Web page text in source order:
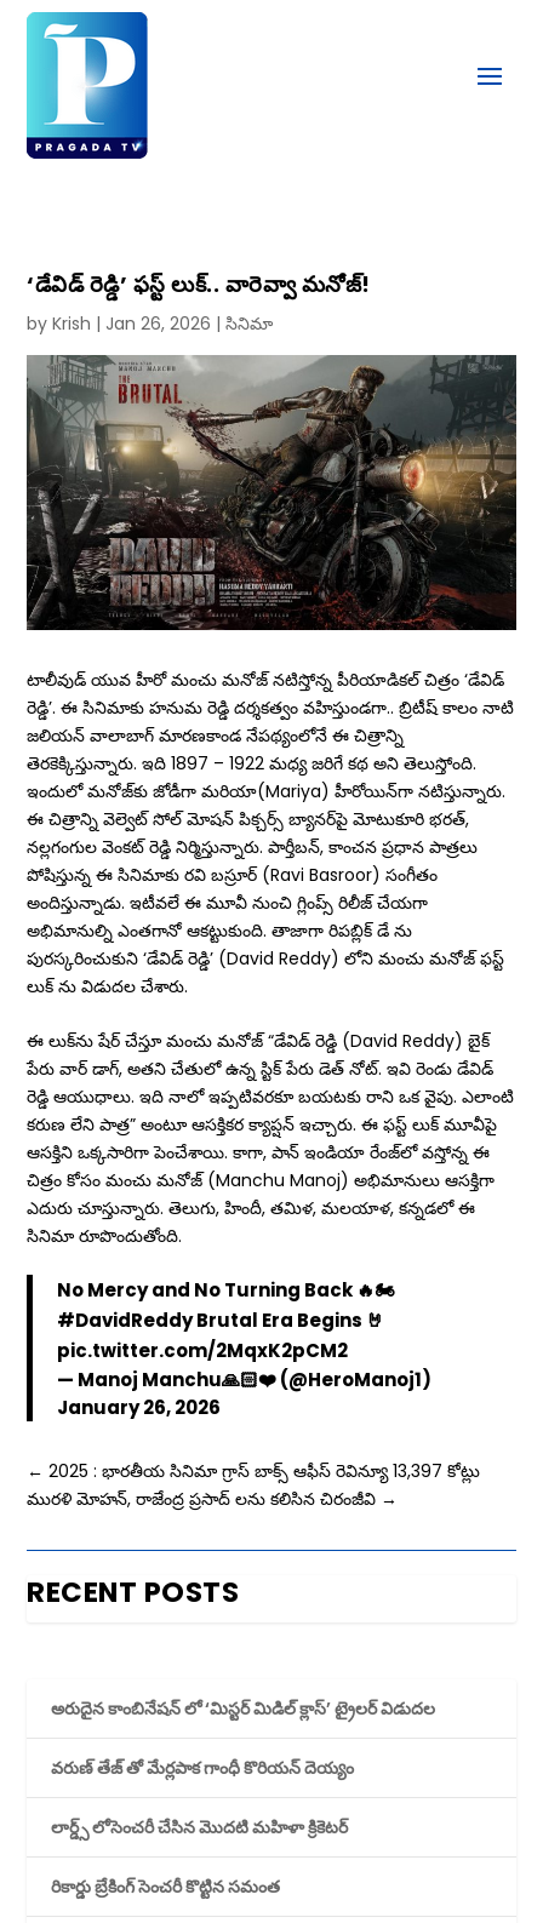
‘డేవిడ్‌ రెడ్డి’ ఫస్ట్ లుక్‌.. వారెవ్వా మనోజ్!
byKrish | Jan 26, 2026 |సినిమా
టాలీవుడ్ యువ హీరో మంచు మనోజ్ నటిస్తోన్న పీరియాడికల్ చిత్రం ‘డేవిడ్
రెడ్డి’. ఈ సినిమాకు హనుమ రెడ్డి దర్శకత్వం వహిస్తుండగా.. బ్రిటీష్ కాలం నాటి
జలియన్ వాలాబాగ్ మారణకాండ నేపథ్యంలోనే ఈ చిత్రాన్ని
తెరకెక్కిస్తున్నారు. ఇది 1897 – 1922 మధ్య జరిగే కథ అని తెలుస్తోంది.
ఇందులో మనోజ్‌కు జోడీగా మరియా(Mariya) హీరోయిన్‌గా నటిస్తున్నారు.
ఈ చిత్రాన్ని వెల్వెట్ సోల్ మోషన్ పిక్చర్స్ బ్యానర్‌పై మోటుకూరి భరత్,
నల్లగంగుల వెంకట్ రెడ్డి నిర్మిస్తున్నారు. పార్తీబన్, కాంచన ప్రధాన పాత్రలు
పోషిస్తున్న ఈ సినిమాకు రవి బస్రూర్ (Ravi Basroor) సంగీతం
అందిస్తున్నాడు. ఇటీవలే ఈ మూవీ నుంచి గ్లింప్స్ రిలీజ్‌ చేయగా
అభిమానుల్ని ఎంతగానో ఆకట్టుకుంది. తాజాగా రిపబ్లిక్ డే ను
పురస్కరించుకుని ‘డేవిడ్ రెడ్డి’ (David Reddy) లోని మంచు మనోజ్ ఫస్ట్
లుక్ ను విడుదల చేశారు.
ఈ లుక్‌ను షేర్ చేస్తూ మంచు మనోజ్ “డేవిడ్ రెడ్డి (David Reddy) బైక్
పేరు వార్ డాగ్, అతని చేతులో ఉన్న స్టిక్ పేరు డెత్ నోట్. ఇవి రెండు డేవిడ్
రెడ్డి ఆయుధాలు. ఇది నాలో ఇప్పటివరకూ బయటకు రాని ఒక వైపు. ఎలాంటి
కరుణ లేని పాత్ర” అంటూ ఆసక్తికర క్యాప్షన్ ఇచ్చారు. ఈ ఫస్ట్ లుక్ మూవీపై
ఆసక్తిని ఒక్కసారిగా పెంచేశాయి. కాగా, పాన్ ఇండియా రేంజ్‌లో వస్తోన్న ఈ
చిత్రం కోసం మంచు మనోజ్ (Manchu Manoj) అభిమానులు ఆసక్తిగా
ఎదురు చూస్తున్నారు. తెలుగు, హిందీ, తమిళ, మలయాళ, కన్నడలో ఈ
సినిమా రూపొందుతోంది.
No Mercy and No Turning Back 🔥🏍️
#DavidReddyBrutal Era Begins 🤘
pic.twitter.com/2MqxK2pCM2
— Manoj Manchu🙏🏻❤️ (@HeroManoj1)
January 26, 2026
←2025 : భారతీయ సినిమా గ్రాస్ బాక్స్ ఆఫీస్ రెవిన్యూ 13,397 కోట్లు
మురళి మోహన్, రాజేంద్ర ప్రసాద్ లను కలిసిన చిరంజీవి →
RECENT POSTS
అరుదైన కాంబినేషన్ లో ‘మిస్టర్ మిడిల్ క్లాస్’ ట్రైలర్ విడుదల
వరుణ్ తేజ్ తో మేర్లపాక గాంధీ కొరియన్ దెయ్యం
లార్డ్స్ లోసెంచరీ చేసిన మొదటి మహిళా క్రికెటర్
రికార్డు బ్రేకింగ్ సెంచరీ కొట్టిన సమంత